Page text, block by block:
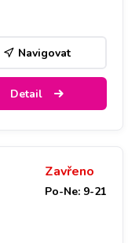
Navigovat
Detail
Zavřeno
Po-Ne: 9-21